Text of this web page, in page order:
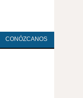
CONÓZCANOS